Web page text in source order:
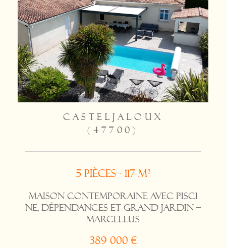
CASTELJALOUX
(47700)
5 pièces - 117 m²
Maison contemporaine avec pisci
ne, dépendances et grand jardin –
Marcellus
389 000 €